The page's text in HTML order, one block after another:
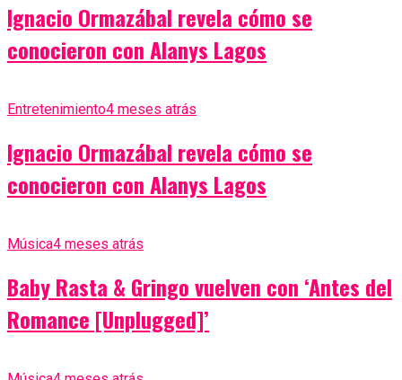
Ignacio Ormazábal revela cómo se
conocieron con Alanys Lagos
Entretenimiento4 meses atrás
Ignacio Ormazábal revela cómo se
conocieron con Alanys Lagos
Música4 meses atrás
Baby Rasta & Gringo vuelven con ‘Antes del
Romance [Unplugged]’